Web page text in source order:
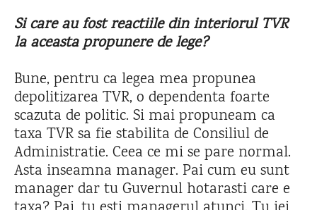
Si care au fost reactiile din interiorul TVR
la aceasta propunere de lege?
Bune, pentru ca legea mea propunea
depolitizarea TVR, o dependenta foarte
scazuta de politic. Si mai propuneam ca
taxa TVR sa fie stabilita de Consiliul de
Administratie. Ceea ce mi se pare normal.
Asta inseamna manager. Pai cum eu sunt
manager dar tu Guvernul hotarasti care e